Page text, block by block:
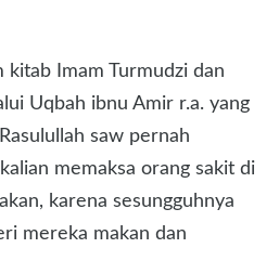
kitab Imam Turmudzi dan
Uqbah ibnu Amir r.a. yang
saw pernah
memaksa orang sakit di
karena sesungguhnya
mereka makan dan